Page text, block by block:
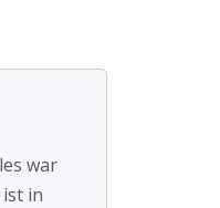
war
in